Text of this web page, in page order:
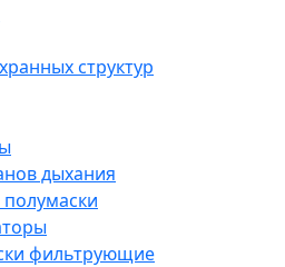
структур
дыхания
фильтрующие